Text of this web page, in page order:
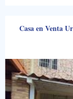
Casa en Venta